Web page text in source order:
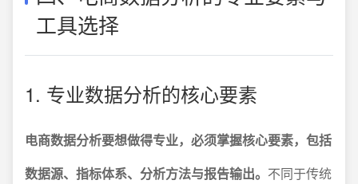
工具选择
1. 专业数据分析的核心要素
电商数据分析要想做得专业，必须掌握核心要素，包括
数据源、指标体系、分析方法与报告输出。 不同于传统